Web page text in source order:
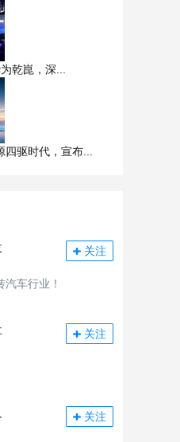
乾崑，深...
驱时代，宣布...
关注
车行业！
关注
关注